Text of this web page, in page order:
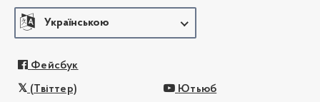
Українською
Фейсбук
(Твіттер) Ютьюб